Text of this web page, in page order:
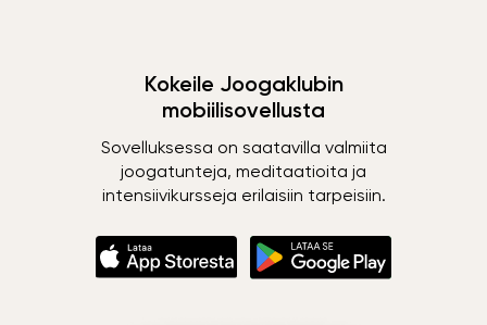
Kokeile Joogaklubin
mobiilisovellusta
Sovelluksessa on saatavilla valmiita
joogatunteja, meditaatioita ja
intensiivikursseja erilaisiin tarpeisiin.